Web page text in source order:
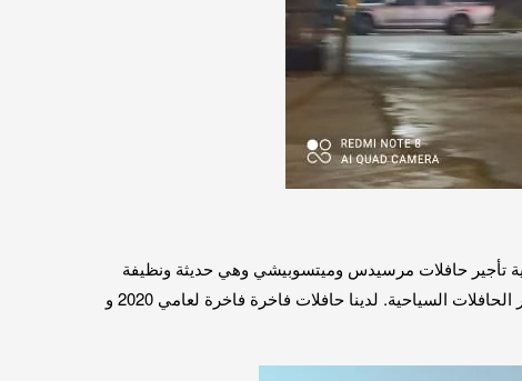
تأجير حافلات مرسيدس وميتسوبيشي وهي حديثة ونظيفة
جدا، وبأسعار معقولة لنقل الأفراد والمجموعات في أي مكان في مصر داخل وخارج القاهرة. لذلك ، تقدم شركتنا أفضل أسعار تأجير الحافلات السياحية. لدينا حافلات فاخرة فاخرة لعامي 2020 و